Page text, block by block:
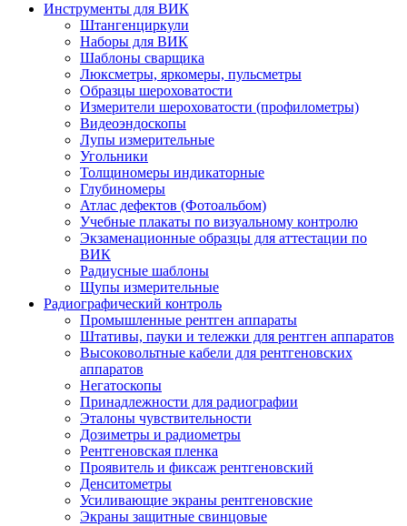
Инструменты для ВИК
Штангенциркули
Наборы для ВИК
Шаблоны сварщика
Люксметры, яркомеры, пульсметры
Образцы шероховатости
Измерители шероховатости (профилометры)
Видеоэндоскопы
Лупы измерительные
Угольники
Толщиномеры индикаторные
Глубиномеры
Атлас дефектов (Фотоальбом)
Учебные плакаты по визуальному контролю
Экзаменационные образцы для аттестации по
ВИК
Радиусные шаблоны
Щупы измерительные
Радиографический контроль
Промышленные рентген аппараты
Штативы, пауки и тележки для рентген аппаратов
Высоковольтные кабели для рентгеновских
аппаратов
Негатоскопы
Принадлежности для радиографии
Эталоны чувствительности
Дозиметры и радиометры
Рентгеновская пленка
Проявитель и фиксаж рентгеновский
Денситометры
Усиливающие экраны рентгеновские
Экраны защитные свинцовые